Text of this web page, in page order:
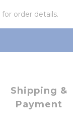
order details.
Shipping &
Payment